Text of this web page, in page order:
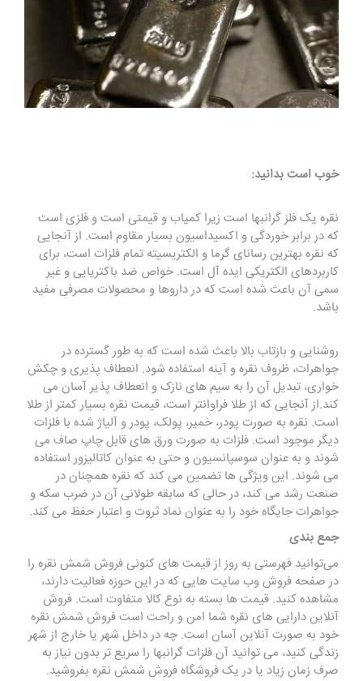
خوب است بدانید:
نقره یک فلز گرانبها است زیرا کمیاب و قیمتی است و فلزی است
که در برابر خوردگی و اکسیداسیون بسیار مقاوم است. از آنجایی
که نقره بهترین رسانای گرما و الکتریسیته تمام فلزات است، برای
کاربردهای الکتریکی ایده آل است. خواص ضد باکتریایی و غیر
سمی آن باعث شده است که در داروها و محصولات مصرفی مفید
باشد.
روشنایی و بازتاب بالا باعث شده است که به طور گسترده در
جواهرات، ظروف نقره و آینه استفاده شود. انعطاف پذیری و چکش
خواری، تبدیل آن را به سیم های نازک و انعطاف پذیر آسان می
کند.از آنجایی که از طلا فراوانتر است، قیمت نقره بسیار کمتر از طلا
است. نقره به صورت پودر، خمیر، پولک، پودر و آلیاژ شده با فلزات
دیگر موجود است. فلزات به صورت ورق های قابل چاپ صاف می
شوند و به عنوان سوسپانسیون و حتی به عنوان کاتالیزور استفاده
می شوند. این ویژگی ها تضمین می کند که نقره همچنان در
صنعت رشد می کند، در حالی که سابقه طولانی آن در ضرب سکه و
جواهرات جایگاه خود را به عنوان نماد ثروت و اعتبار حفظ می کند.
جمع بندی
می‌توانید فهرستی به ‌روز از قیمت ‌های کنونی فروش شمش نقره را
در صفحه فروش وب سایت هایی که در این حوزه فعالیت دارند،
مشاهده کنید. قیمت ها بسته به نوع کالا متفاوت است. فروش
آنلاین دارایی های نقره شما امن و راحت است فروش شمش نقره
خود به صورت آنلاین آسان است. چه در داخل شهر یا خارج از شهر
زندگی کنید، می ‌توانید آن فلزات گرانبها را سریع ‌تر بدون نیاز به
صرف زمان زیاد یا در یک فروشگاه فروش شمش نقره بفروشید.